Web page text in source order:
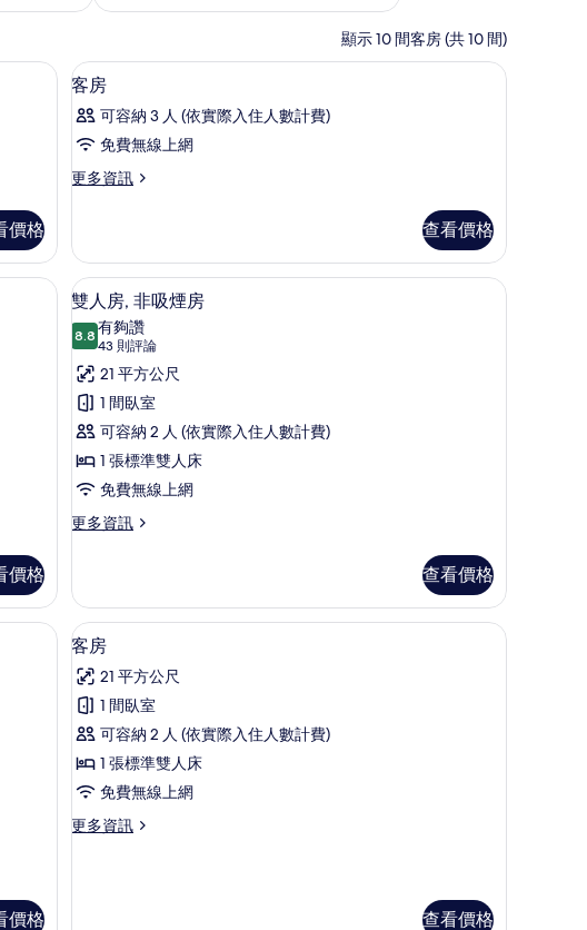
顯示 10 間客房 (共 10 間)
、搖籃/嬰兒床
價格
顯
示
客
的
有
相
片
羽絨被、書桌、遮光布/窗簾、搖籃/嬰兒床
12
客房
可容納 3 人 (依實際入住人數計費)
免費無線上網
更多資訊
更
的
詳
情
查看價格
、搖籃/嬰兒床
價格
顯
示
雙
人
房,
非
吸
煙
房
有
相
片
羽絨被、書桌、遮光布/窗簾、搖籃/嬰兒床
8
雙人房, 非吸煙房
8.88.8 分，滿分 10 分
有夠讚
43 則評論
(43
則
評
論)
21 平方公尺
1 間臥室
可容納 2 人 (依實際入住人數計費)
1 張標準雙人床
免費無線上網
更多資訊
更
房,
非
吸
房
的
詳
情
查看價格
、搖籃/嬰兒床
價格
顯
示
客
房
的
所
相
羽絨被、書桌、遮光布/窗簾、搖籃/嬰兒床
8
客房
21 平方公尺
1 間臥室
可容納 2 人 (依實際入住人數計費)
1 張標準雙人床
免費無線上網
更多資訊
更
查看價格